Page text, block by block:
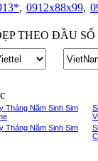
, 0912x88x99,
THEO ĐẦU SỐ
Tháng Năm Sinh Sim
Tháng Năm Sinh Sim